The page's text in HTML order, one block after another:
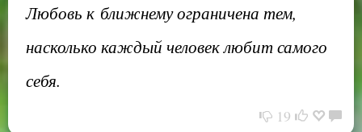
Любовь к ближнему ограничена тем,
насколько каждый человек любит самого
себя.
19